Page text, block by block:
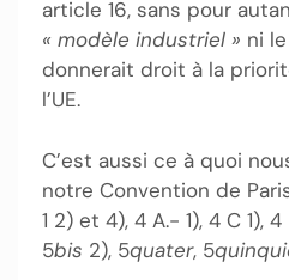
article 16, sans pour
« modèle industriel » ni
donnerait droit à la
l’UE.
C’est aussi ce à quoi
notre Convention de
1 2) et 4), 4 A.- 1), 4 C 1), 4
5bis 2), 5quater, 5